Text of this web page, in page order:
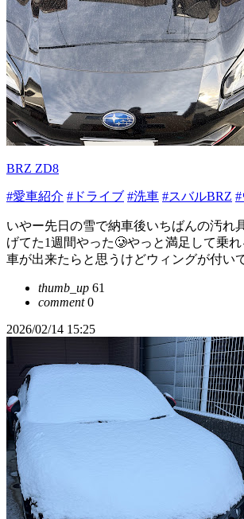
BRZ ZD8
#愛車紹介 #ドライブ #洗車 #スバルBRZ
いやー先日の雪で納車後いちばんの汚れ
げてた1週間やった🥲やっと満足して乗
車が出来たらと思うけどウィングが付い
thumb_up 61
comment0
2026/02/14 15:25